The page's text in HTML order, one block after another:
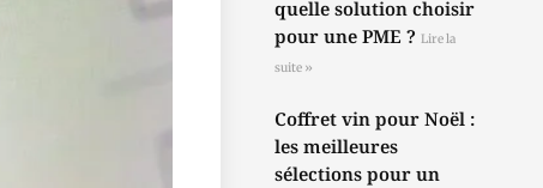
quelle solution choisir
pour une PME ?Lire la
suite »
Coffret vin pour Noël :
les meilleures
sélections pour un